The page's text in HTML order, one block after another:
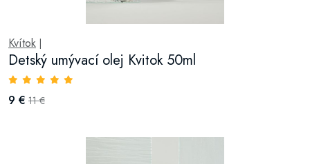
Kvítok
Detský umývací olej Kvitok 50ml
9 € 11 €